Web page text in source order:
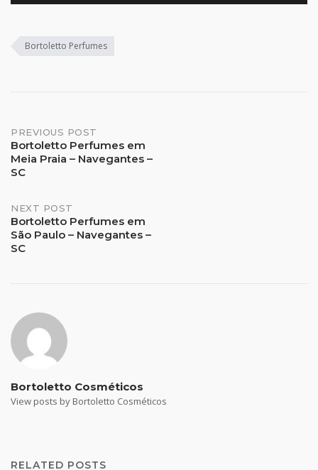
Bortoletto Perfumes
Post
navigation
PREVIOUS POST
Bortoletto Perfumes em
Meia Praia – Navegantes –
SC
NEXT POST
Bortoletto Perfumes em
São Paulo – Navegantes –
SC
Bortoletto Cosméticos
View posts by Bortoletto Cosméticos
RELATED POSTS